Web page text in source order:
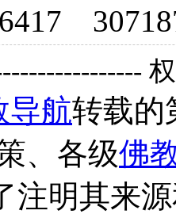
导航转载的
、各级佛
注明其来